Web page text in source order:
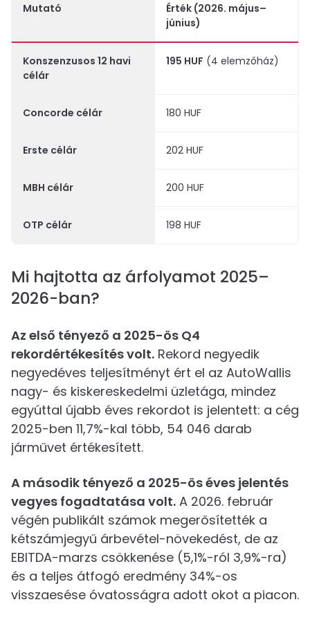
Mutató
Érték (2026. május–
június)
Konszenzusos 12 havi
célár
195 HUF (4 elemzőház)
Concorde célár 180 HUF
Erste célár 202 HUF
MBH célár 200 HUF
OTP célár 198 HUF
Mi hajtotta az árfolyamot 2025–
2026-ban?
Az első tényező a 2025-ös Q4
rekordértékesítés volt. Rekord negyedik
negyedéves teljesítményt ért el az AutoWallis
nagy- és kiskereskedelmi üzletága, mindez
egyúttal újabb éves rekordot is jelentett: a cég
2025-ben 11,7%-kal több, 54 046 darab
járművet értékesített.
A második tényező a 2025-ös éves jelentés
vegyes fogadtatása volt. A 2026. február
végén publikált számok megerősítették a
kétszámjegyű árbevétel-növekedést, de az
EBITDA-marzs csökkenése (5,1%-ról 3,9%-ra)
és a teljes átfogó eredmény 34%-os
visszaesése óvatosságra adott okot a piacon.